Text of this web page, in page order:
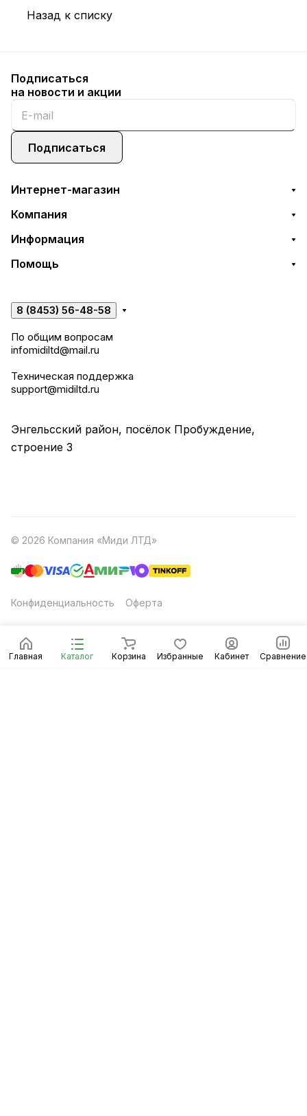
Назад к списку
Главная Каталог Корзина Избранные Кабинет Сравнение
Подписаться
на новости и акции
Подписаться
Интернет-магазин
Компания
Информация
Помощь
8 (8453) 56-48-58
По общим вопросам
infomidiltd@mail.ru
Техническая поддержка
support@midiltd.ru
Энгельсский район, посёлок Пробуждение,
строение 3
© 2026 Компания «Миди ЛТД»
Конфиденциальность Оферта